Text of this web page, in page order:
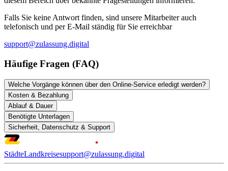
Falls Sie keine Antwort finden, sind unsere Mitarbeiter auch
telefonisch und per E-Mail ständig für Sie erreichbar
support@zulassung.digital
Häufige Fragen (FAQ)
Welche Vorgänge können über den Online-Service erledigt werden?
Kosten & Bezahlung
Ablauf & Dauer
Benötigte Unterlagen
Sicherheit, Datenschutz & Support
StädteLandkreisesupport@zulassung.digital